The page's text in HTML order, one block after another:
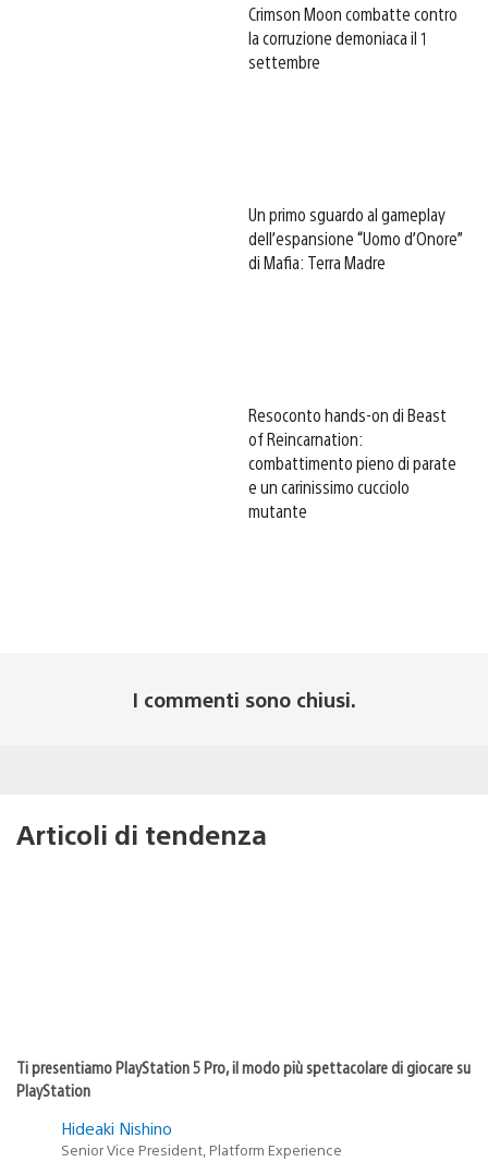
Crimson Moon combatte contro
la corruzione demoniaca il 1
settembre
Un primo sguardo al gameplay
dell’espansione “Uomo d’Onore”
di Mafia: Terra Madre
Resoconto hands-on di Beast
of Reincarnation:
combattimento pieno di parate
e un carinissimo cucciolo
mutante
I commenti sono chiusi.
Articoli di tendenza
Ti presentiamo PlayStation 5 Pro, il modo più spettacolare di giocare su
PlayStation
Hideaki Nishino
Senior Vice President, Platform Experience